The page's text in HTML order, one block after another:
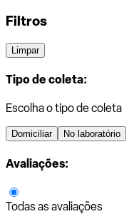
Filtros
Limpar
Tipo de coleta:
Escolha o tipo de coleta
Domiciliar No laboratório
Avaliações:
Todas as avaliações